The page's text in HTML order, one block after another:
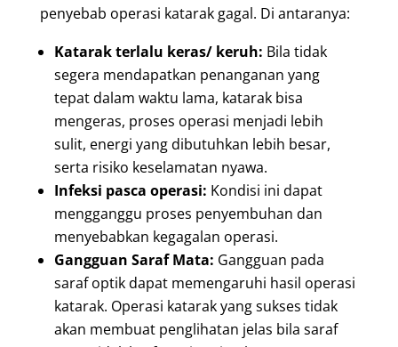
penyebab operasi katarak gagal. Di antaranya:
Katarak terlalu keras/ keruh: Bila tidak
segera mendapatkan penanganan yang
tepat dalam waktu lama, katarak bisa
mengeras, proses operasi menjadi lebih
sulit, energi yang dibutuhkan lebih besar,
serta risiko keselamatan nyawa.
Infeksi pasca operasi: Kondisi ini dapat
mengganggu proses penyembuhan dan
menyebabkan kegagalan operasi.
Gangguan Saraf Mata: Gangguan pada
saraf optik dapat memengaruhi hasil operasi
katarak. Operasi katarak yang sukses tidak
akan membuat penglihatan jelas bila saraf